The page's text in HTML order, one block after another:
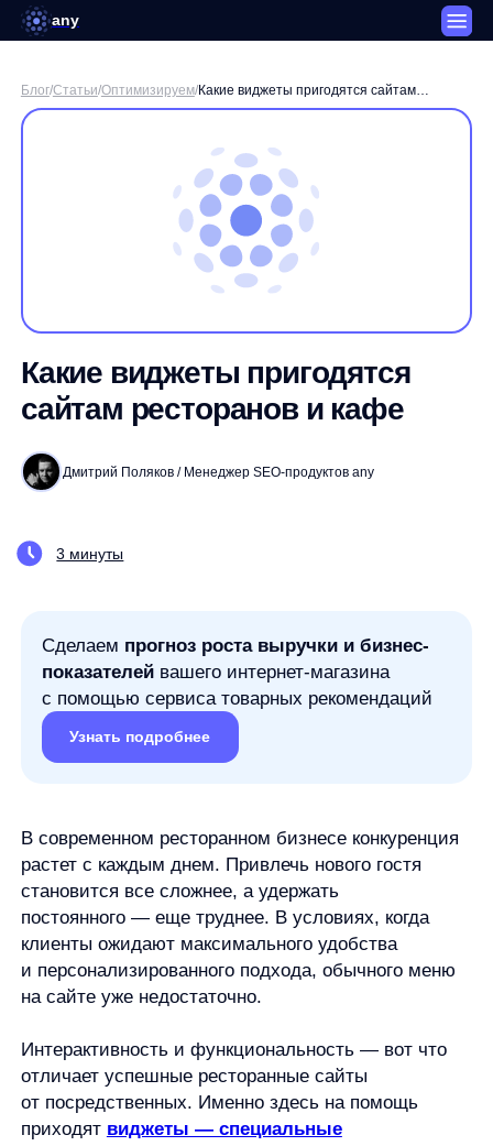
any
Какие виджеты пригодятся
ресторанов и кафе
Дмитрий Поляков / Менеджер SEO-продуктов any
3 минуты
Сделаем
показателей
В современном ресторанном бизнесе конкуренция
растет с каждым днем. Привлечь нового гостя
становится все сложнее, а удержать
на сайте уже недостаточно.
Интерактивность и функциональность — вот что
отличает успешные ресторанные сайты
от посредственных. Именно здесь на помощь
виджеты — специальные
интерактивные элементы, которые превращают
ваш сайт из статичной визитки в эффективный
Давайте разберемся,какие виджеты
действительно работают для ресторанного
бизнеса и как с их помощью можно значительно
увеличить выручку, не увеличивая маркетинговый